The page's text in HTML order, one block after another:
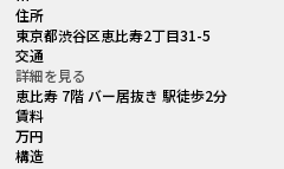
住所
東京都渋谷区恵比寿2丁目31-5
交通
詳細を見る
恵比寿 7階 バー居抜き 駅徒歩2分
賃料
万円
構造